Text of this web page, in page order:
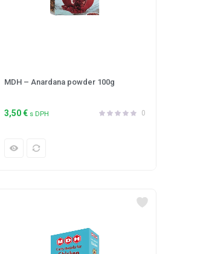
MDH – Anardana powder 100g
0
3,50€ s DPH